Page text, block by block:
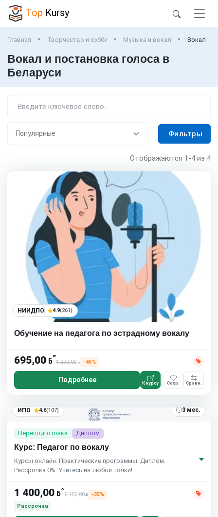
Top Kursy
Главная Творчество и хобби Музыка и вокал Вокал
Вокал и постановка голоса в
Беларуси
Фильтры
Отображаются 1-4из 4
НИИДПО 4.9(261)
Обучение на педагога по эстрадному вокалу
695,00 ƃ*
1 270,00ƃ −45%
Подробнее К курсу Сохр. Сравн.
ИПО 4.6(107) 3 мес.
Переподготовка Диплом
Курс: Педагог по вокалу
Курсы онлайн. Практические программы. Диплом.
Рассрочка 0%. Учитесь из любой точки!
1 400,00 ƃ*
2 150,00ƃ
−35%
Рассрочка